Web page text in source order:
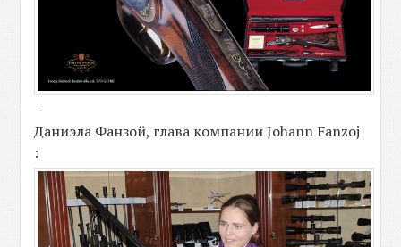
-
Даниэла Фанзой, глава компании Johann Fanzoj
: